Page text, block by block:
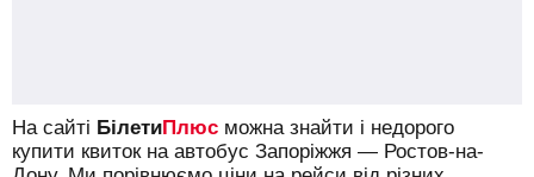
На сайті БілетиПлюс можна знайти і недорого
купити квиток на автобус Запоріжжя — Ростов-на-